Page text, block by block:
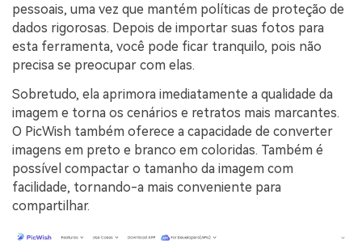
pessoais, uma vez que mantém políticas de proteção de
dados rigorosas. Depois de importar suas fotos para
esta ferramenta, você pode ficar tranquilo, pois não
precisa se preocupar com elas.
Sobretudo, ela aprimora imediatamente a qualidade da
imagem e torna os cenários e retratos mais marcantes.
O PicWish também oferece a capacidade de converter
imagens em preto e branco em coloridas. Também é
possível compactar o tamanho da imagem com
facilidade, tornando-a mais conveniente para
compartilhar.